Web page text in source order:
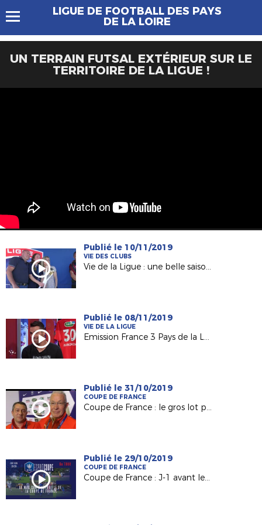
LIGUE DE FOOTBALL DES PAYS
DE LA LOIRE
UN TERRAIN FUTSAL EXTÉRIEUR SUR LE
TERRITOIRE DE LA LIGUE !
Publié le 10/11/2019
VIE DES CLUBS
Vie de la Ligue : une belle saison 2018-2019 !
Publié le 08/11/2019
VIE DE LA LIGUE
Emission France 3 Pays de la Loire "USB Foot" #40
Publié le 31/10/2019
COUPE DE FRANCE
Coupe de France : le gros lot pour Mûrs-Erigné (R2)
Publié le 29/10/2019
COUPE DE FRANCE
Coupe de France : J-1 avant le tirage du 7e tour !